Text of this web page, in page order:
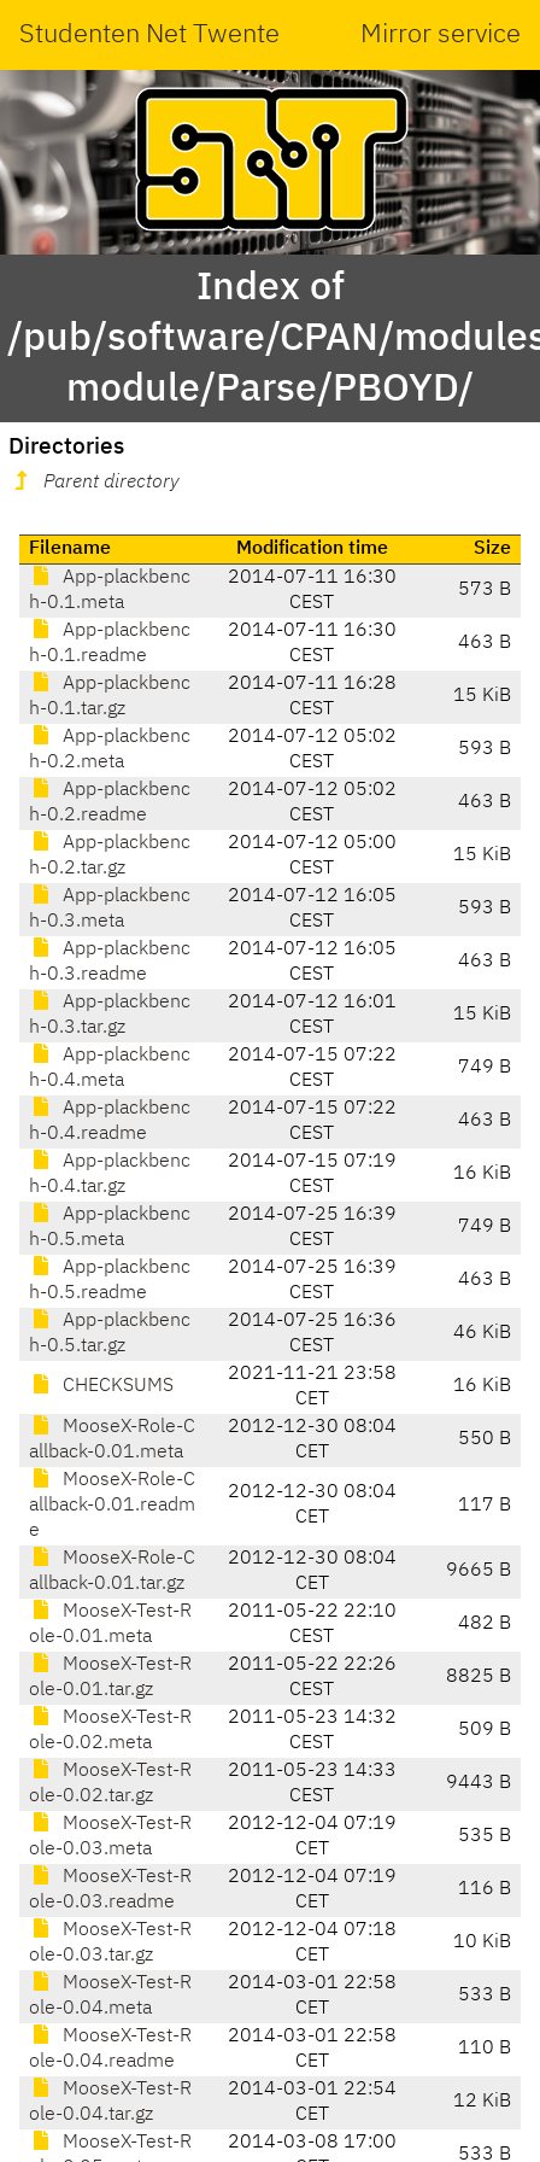
Studenten Net Twente Mirror service
Index of
/pub/software/CPAN/
module/Parse/PBOYD/
Directories
Parent directory
Filename Modification time
Size
App-plackbenc
h-0.1.meta
2014-07-11 16:30
CEST
573 B
App-plackbenc
h-0.1.readme
2014-07-11 16:30
CEST
463 B
App-plackbenc
h-0.1.tar.gz
2014-07-11 16:28
CEST
15 KiB
App-plackbenc
h-0.2.meta
2014-07-12 05:02
CEST
593 B
App-plackbenc
h-0.2.readme
2014-07-12 05:02
CEST
463 B
App-plackbenc
h-0.2.tar.gz
2014-07-12 05:00
CEST
15 KiB
App-plackbenc
h-0.3.meta
2014-07-12 16:05
CEST
593 B
App-plackbenc
h-0.3.readme
2014-07-12 16:05
CEST
463 B
App-plackbenc
h-0.3.tar.gz
2014-07-12 16:01
CEST
15 KiB
App-plackbenc
h-0.4.meta
2014-07-15 07:22
CEST
749 B
App-plackbenc
h-0.4.readme
2014-07-15 07:22
CEST
463 B
App-plackbenc
h-0.4.tar.gz
2014-07-15 07:19
CEST
16 KiB
App-plackbenc
h-0.5.meta
2014-07-25 16:39
CEST
749 B
App-plackbenc
h-0.5.readme
2014-07-25 16:39
CEST
463 B
App-plackbenc
h-0.5.tar.gz
2014-07-25 16:36
CEST
46 KiB
CHECKSUMS
2021-11-21 23:58
CET
16 KiB
MooseX-Role-C
allback-0.01.meta
2012-12-30 08:04
CET
550 B
MooseX-Role-C
allback-0.01.readm
e
2012-12-30 08:04
CET
117 B
MooseX-Role-C
allback-0.01.tar.gz
2012-12-30 08:04
CET
9665 B
MooseX-Test-R
ole-0.01.meta
2011-05-22 22:10
CEST
482 B
MooseX-Test-R
ole-0.01.tar.gz
2011-05-22 22:26
CEST
8825 B
MooseX-Test-R
ole-0.02.meta
2011-05-23 14:32
CEST
509 B
MooseX-Test-R
ole-0.02.tar.gz
2011-05-23 14:33
CEST
9443 B
MooseX-Test-R
ole-0.03.meta
2012-12-04 07:19
CET
535 B
MooseX-Test-R
ole-0.03.readme
2012-12-04 07:19
CET
116 B
MooseX-Test-R
ole-0.03.tar.gz
2012-12-04 07:18
CET
10 KiB
MooseX-Test-R
ole-0.04.meta
2014-03-01 22:58
CET
533 B
MooseX-Test-R
ole-0.04.readme
2014-03-01 22:58
CET
110 B
MooseX-Test-R
ole-0.04.tar.gz
2014-03-01 22:54
CET
12 KiB
MooseX-Test-R
2014-03-08 17:00
533 B